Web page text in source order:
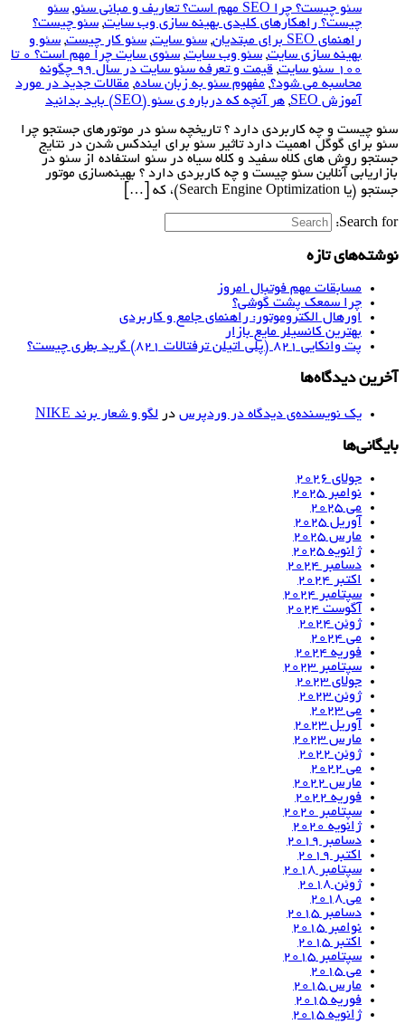
سئو چیست؟ چرا SEO مهم است؟ تعاریف و مبانی سئو
, سئو
چیست؟ راهکارهای کلیدی بهینه سازی وب سایت, سئو چیست؟
راهنمای SEO برای مبتدیان
, سئو سایت, سئو کار چیست, سئو و
بهینه سازی سایت, سئو وب سایت,
سئوی سایت چرا مهم است؟ 0 تا
100 سئو سایت
,
قیمت و تعرفه سئو سایت در سال 99 چگونه
محاسبه می شود؟, مفهوم سئو به زبان ساده, مقالات جدید در مورد
آموزش SEO
, هر آنچه که درباره ی سئو (SEO) باید بدانید
سئو چیست و چه کاربردی دارد ؟ تاریخچه سئو در موتورهای جستجو چرا
سئو برای گوگل اهمیت دارد تاثیر سئو برای ایندکس شدن در نتایج
جستجو روش های کلاه سفید و کلاه سیاه در سئو استفاده از سئو در
بازاریابی آنلاین سئو چیست و چه کاربردی دارد ؟ بهینه‌سازی موتور
جستجو (یا Search Engine Optimization)، که […]
Search for:
نوشته‌های تازه
مسابقات مهم فوتبال امروز
چرا سمعک پشت گوشی؟
اورهال الکتروموتور: راهنمای جامع و کاربردی
بهترین کانسیلر مایع بازار
پت وانکایی ۸۲۱ (پلی اتیلن ترفتالات ۸۲۱) گرید بطری چیست؟
آخرین دیدگاه‌ها
یک نویسنده‌ی دیدگاه در وردپرس در لگو و شعار برند NIKE
بایگانی‌ها
جولای 2026
نوامبر 2025
می 2025
آوریل 2025
مارس 2025
ژانویه 2025
دسامبر 2024
اکتبر 2024
سپتامبر 2024
آگوست 2024
ژوئن 2024
می 2024
فوریه 2024
سپتامبر 2023
جولای 2023
ژوئن 2023
می 2023
آوریل 2023
مارس 2023
ژوئن 2022
می 2022
مارس 2022
فوریه 2022
سپتامبر 2020
ژانویه 2020
دسامبر 2019
اکتبر 2019
سپتامبر 2018
ژوئن 2018
می 2018
دسامبر 2015
نوامبر 2015
اکتبر 2015
سپتامبر 2015
می 2015
مارس 2015
فوریه 2015
ژانویه 2015